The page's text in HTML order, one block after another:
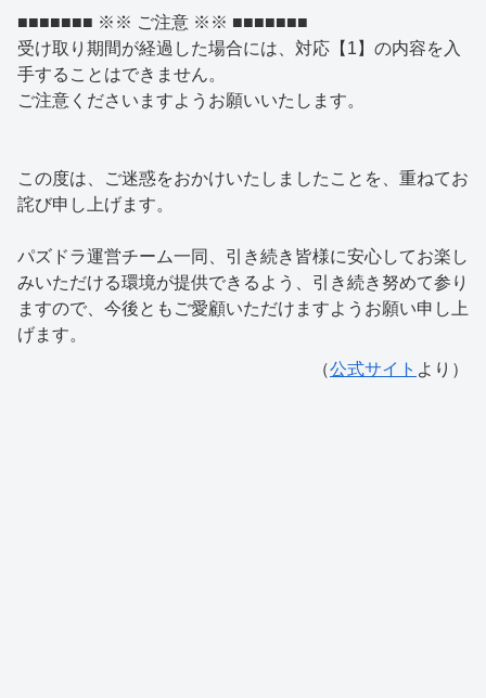
■■■■■■■ ※※ ご注意 ※※ ■■■■■■■
受け取り期間が経過した場合には、対応【1】の内容を入
手することはできません。
ご注意くださいますようお願いいたします。
この度は、ご迷惑をおかけいたしましたことを、重ねてお
詫び申し上げます。
パズドラ運営チーム一同、引き続き皆様に安心してお楽し
みいただける環境が提供できるよう、引き続き努めて参り
ますので、今後ともご愛顧いただけますようお願い申し上
げます。
（公式サイト より）